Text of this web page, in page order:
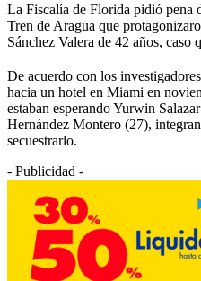
La Fiscalía de Florida pidió pena
Tren de Aragua que
Sánchez Valera de 42 años, caso
De acuerdo con los
hacia un hotel en Miami en
estaban esperando Yurwin
Hernández Montero (27),
secuestrarlo.
- Publicidad -